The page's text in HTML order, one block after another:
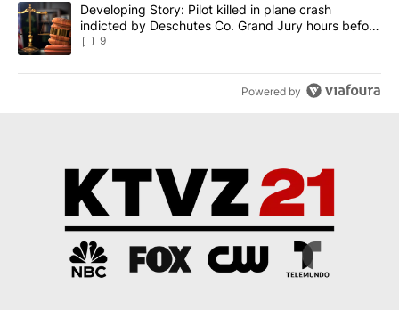
A trending article titled "Developing Story: Pilot killed in plane
Developing Story: Pilot killed in plane crash
indicted by Deschutes Co. Grand Jury hours before
incident
9
Powered by